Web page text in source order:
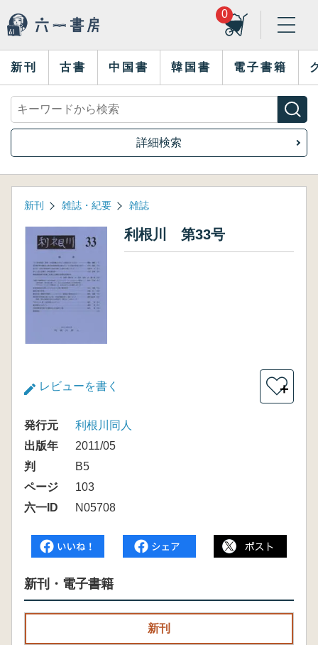
0
新刊 古書 中国書 韓国書 電子書籍
詳細検索
新刊 雑誌・紀要 雑誌
利根川 第33号
レビューを書く ＋
発行元
利根川同人
出版年
2011/05
判
B5
ページ
103
六一ID
N05708
新刊・電子書籍
新刊